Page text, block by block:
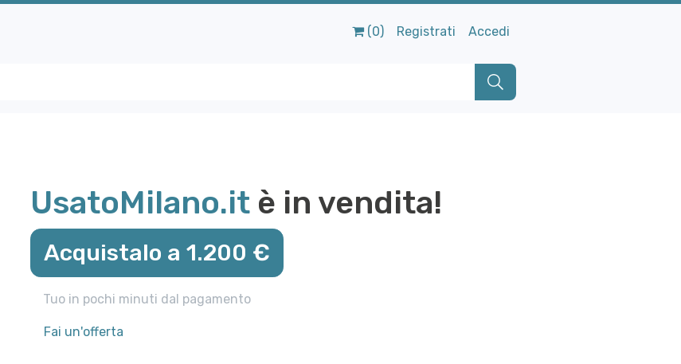
(0) Registrati Accedi
UsatoMilano.itè in vendita!
Acquistalo a 1.200 €
Tuo in pochi minuti dal pagamento
Fai un'offerta